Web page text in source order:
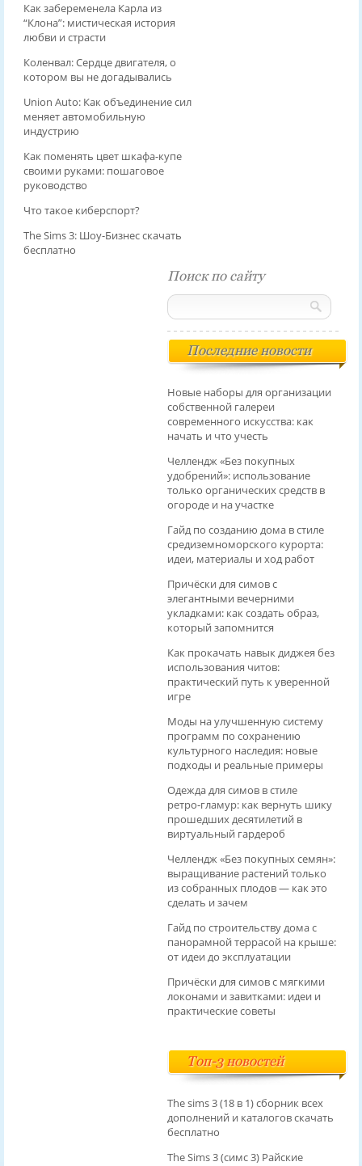
Как забеременела Карла из
“Клона”: мистическая история
любви и страсти
Коленвал: Сердце двигателя, о
котором вы не догадывались
Union Auto: Как объединение сил
меняет автомобильную
индустрию
Как поменять цвет шкафа-купе
своими руками: пошаговое
руководство
Что такое киберспорт?
The Sims 3: Шоу-Бизнес скачать
бесплатно
Поиск по сайту
Последние новости
Новые наборы для организации
собственной галереи
современного искусства: как
начать и что учесть
Челлендж «Без покупных
удобрений»: использование
только органических средств в
огороде и на участке
Гайд по созданию дома в стиле
средиземноморского курорта:
идеи, материалы и ход работ
Причёски для симов с
элегантными вечерними
укладками: как создать образ,
который запомнится
Как прокачать навык диджея без
использования читов:
практический путь к уверенной
игре
Моды на улучшенную систему
программ по сохранению
культурного наследия: новые
подходы и реальные примеры
Одежда для симов в стиле
ретро‑гламур: как вернуть шику
прошедших десятилетий в
виртуальный гардероб
Челлендж «Без покупных семян»:
выращивание растений только
из собранных плодов — как это
сделать и зачем
Гайд по строительству дома с
панорамной террасой на крыше:
от идеи до эксплуатации
Причёски для симов с мягкими
локонами и завитками: идеи и
практические советы
Топ-3 новостей
The sims 3 (18 в 1) сборник всех
дополнений и каталогов скачать
бесплатно
The Sims 3 (симс 3) Райские